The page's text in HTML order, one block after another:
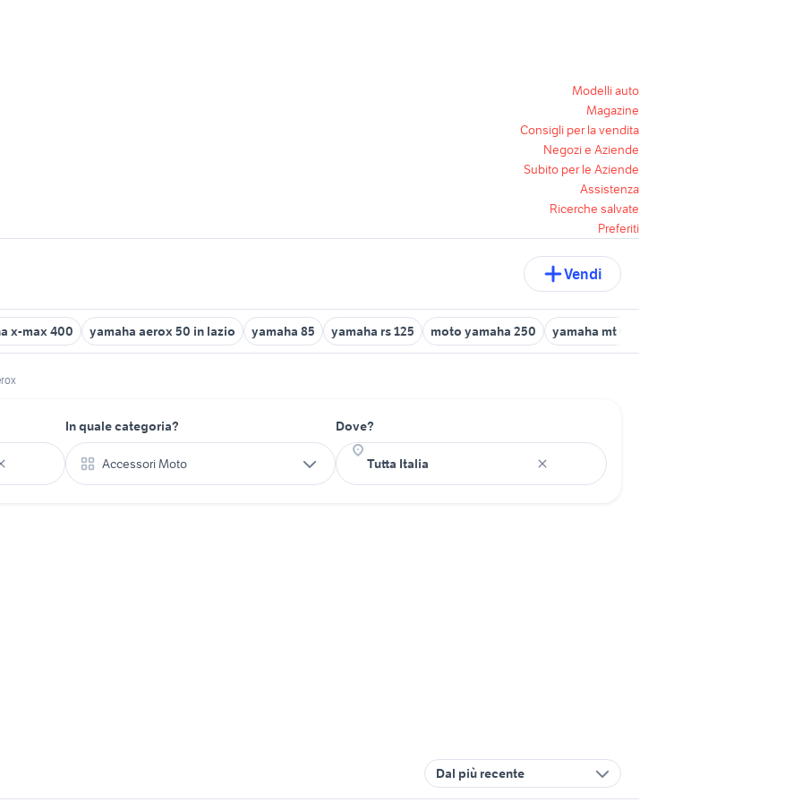
Modelli auto
Magazine
Consigli per la vendita
Negozi e Aziende
Subito per le Aziende
Assistenza
Ricerche salvate
Preferiti
Vendi
x-max 400 yamaha aerox 50 in lazio yamaha 85 yamaha rs 125 moto yamaha 250 yamaha mt 03
In quale categoria?
Accessori Moto
Dove?
Dal più recente